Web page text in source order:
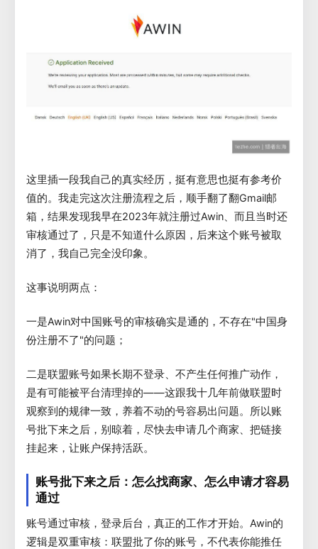
这里插一段我自己的真实经历，挺有意思也挺有参考价
值的。我走完这次注册流程之后，顺手翻了翻Gmail邮
箱，结果发现我早在2023年就注册过Awin、而且当时还
审核通过了，只是不知道什么原因，后来这个账号被取
消了，我自己完全没印象。
这事说明两点：
一是Awin对中国账号的审核确实是通的，不存在"中国身
份注册不了"的问题；
二是联盟账号如果长期不登录、不产生任何推广动作，
是有可能被平台清理掉的——这跟我十几年前做联盟时
观察到的规律一致，养着不动的号容易出问题。所以账
号批下来之后，别晾着，尽快去申请几个商家、把链接
挂起来，让账户保持活跃。
账号批下来之后：怎么找商家、怎么申请才容易
通过
账号通过审核，登录后台，真正的工作才开始。Awin的
逻辑是双重审核：联盟批了你的账号，不代表你能推任